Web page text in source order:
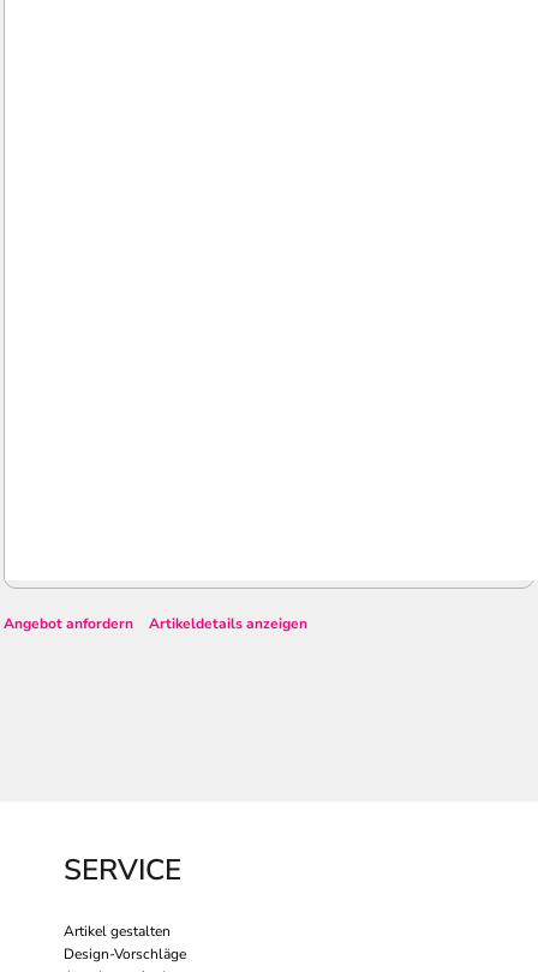
Angebot anfordern Artikeldetails anzeigen
SERVICE
Artikel gestalten
Design-Vorschläge